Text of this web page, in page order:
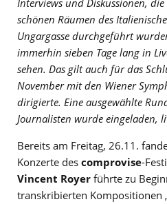
Interviews und Diskussionen,
schönen Räumen des
Ungargasse durchgeführt
immerhin sieben Tage lang in
sehen. Das gilt auch für das
November mit den Wiener
dirigierte. Eine ausgewählte
Journalisten wurde eingeladen,
Bereits am Freitag, 26.11.
Konzerte des comprovise-
Vincent Royer führte zu
transkribierten Kompositionen